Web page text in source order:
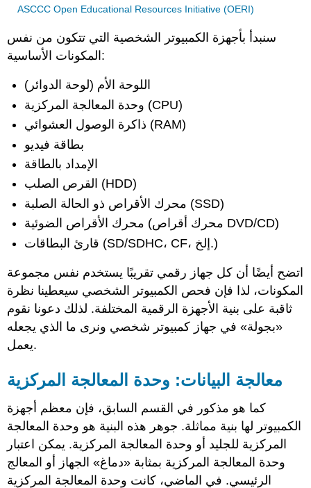
ASCCC Open Educational Resources Initiative (OERI)
سنبدأ بأجهزة الكمبيوتر الشخصية التي تتكون من نفس
المكونات الأساسية:
اللوحة الأم (لوحة الدوائر)
وحدة المعالجة المركزية (CPU)
ذاكرة الوصول العشوائي (RAM)
بطاقة فيديو
الإمداد بالطاقة
القرص الصلب (HDD)
محرك الأقراص ذو الحالة الصلبة (SSD)
محرك الأقراص الضوئية (محرك أقراص DVD/CD)
قارئ البطاقات (SD/SDHC، CF، إلخ.)
اتضح أيضًا أن كل جهاز رقمي تقريبًا يستخدم نفس مجموعة
المكونات، لذا فإن فحص الكمبيوتر الشخصي سيعطينا نظرة
ثاقبة على بنية الأجهزة الرقمية المختلفة. لذلك دعونا نقوم
«بجولة» في جهاز كمبيوتر شخصي ونرى ما الذي يجعله
يعمل.
معالجة البيانات: وحدة المعالجة المركزية
كما هو مذكور في القسم السابق، فإن معظم أجهزة
الكمبيوتر لها بنية مماثلة. جوهر هذه البنية هو وحدة المعالجة
المركزية للجليد أو وحدة المعالجة المركزية. يمكن اعتبار
وحدة المعالجة المركزية بمثابة «دماغ» الجهاز أو المعالج
الرئيسي. في الماضي، كانت وحدة المعالجة المركزية